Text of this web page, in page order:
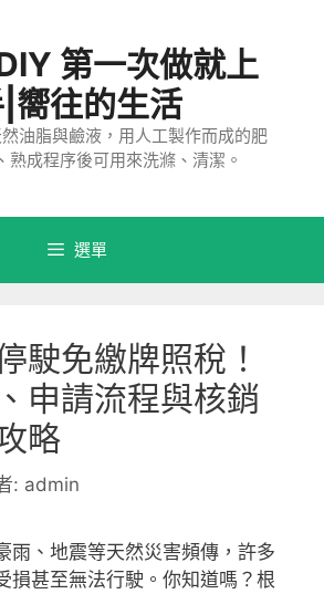
第一次做就上
嚮往的生活
油脂與鹼液，用人工製作而成的肥
熟成程序後可用來洗滌、清潔。
選單
駛免繳牌照稅！
申請流程與核銷
略
: admin
雨、地震等天然災害頻傳，許多
損甚至無法行駛。你知道嗎？根